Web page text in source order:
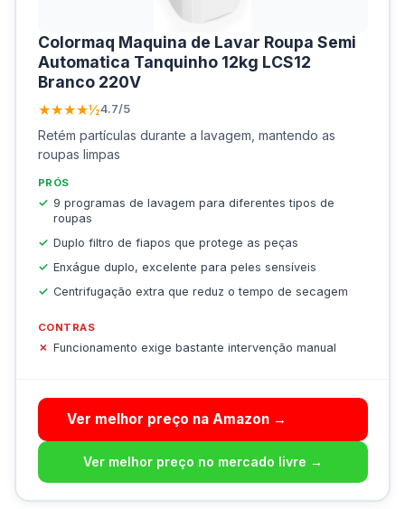
Colormaq Maquina de Lavar Roupa Semi
Automatica Tanquinho 12kg LCS12
Branco 220V
★★★★½4.7/5
Retém partículas durante a lavagem, mantendo as
roupas limpas
PRÓS
9 programas de lavagem para diferentes tipos de
roupas
Duplo filtro de fiapos que protege as peças
Enxágue duplo, excelente para peles sensíveis
Centrifugação extra que reduz o tempo de secagem
CONTRAS
Funcionamento exige bastante intervenção manual
Ver melhor preço na Amazon →
Ver melhor preço no mercado livre →